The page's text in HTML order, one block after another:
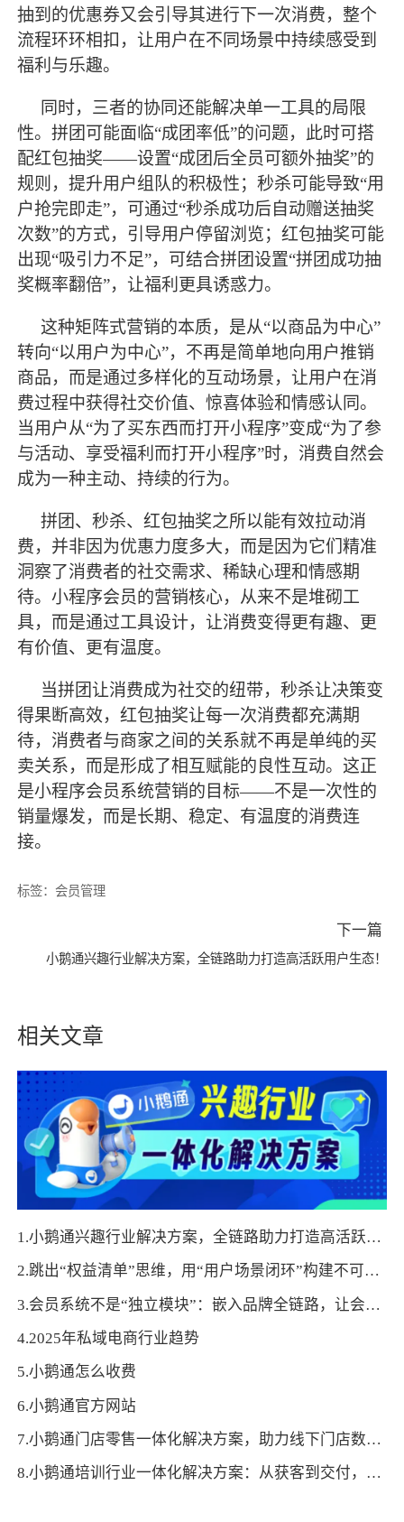
抽到的优惠券又会引导其进行下一次消费，整个
流程环环相扣，让用户在不同场景中持续感受到
福利与乐趣。
同时，三者的协同还能解决单一工具的局限
性。拼团可能面临“成团率低”的问题，此时可搭
配红包抽奖——设置“成团后全员可额外抽奖”的
规则，提升用户组队的积极性；秒杀可能导致“用
户抢完即走”，可通过“秒杀成功后自动赠送抽奖
次数”的方式，引导用户停留浏览；红包抽奖可能
出现“吸引力不足”，可结合拼团设置“拼团成功抽
奖概率翻倍”，让福利更具诱惑力。
这种矩阵式营销的本质，是从“以商品为中心”
转向“以用户为中心”，不再是简单地向用户推销
商品，而是通过多样化的互动场景，让用户在消
费过程中获得社交价值、惊喜体验和情感认同。
当用户从“为了买东西而打开小程序”变成“为了参
与活动、享受福利而打开小程序”时，消费自然会
成为一种主动、持续的行为。
拼团、秒杀、红包抽奖之所以能有效拉动消
费，并非因为优惠力度多大，而是因为它们精准
洞察了消费者的社交需求、稀缺心理和情感期
待。小程序会员的营销核心，从来不是堆砌工
具，而是通过工具设计，让消费变得更有趣、更
有价值、更有温度。
当拼团让消费成为社交的纽带，秒杀让决策变
得果断高效，红包抽奖让每一次消费都充满期
待，消费者与商家之间的关系就不再是单纯的买
卖关系，而是形成了相互赋能的良性互动。这正
是小程序会员系统营销的目标——不是一次性的
销量爆发，而是长期、稳定、有温度的消费连
接。
标签：会员管理
下一篇
小鹅通兴趣行业解决方案，全链路助力打造高活跃用户生态！
相关文章
1.小鹅通兴趣行业解决方案，全链路助力打造高活跃用户生态！
2.跳出“权益清单”思维，用“用户场景闭环”构建不可替代价值
3.会员系统不是“独立模块”：嵌入品牌全链路，让会员价值贯穿消费始终
4.2025年私域电商行业趋势
5.小鹅通怎么收费
6.小鹅通官方网站
7.小鹅通门店零售一体化解决方案，助力线下门店数字化转型！
8.小鹅通培训行业一体化解决方案：从获客到交付，帮你打通增长全链路！